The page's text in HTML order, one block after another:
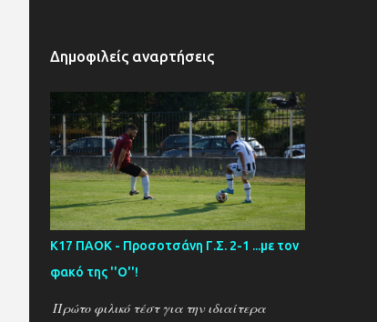
Δημοφιλείς αναρτήσεις
Κ17 ΠΑΟΚ - Προσοτσάνη Γ.Σ. 2-1 ...με τον
φακό της ''Ο''!
Πρώτο φιλικό τέστ για την ιδιαίτερα